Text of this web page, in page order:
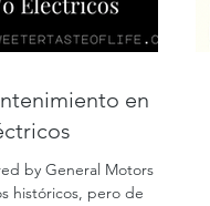
by General Motors
históricos, pero de